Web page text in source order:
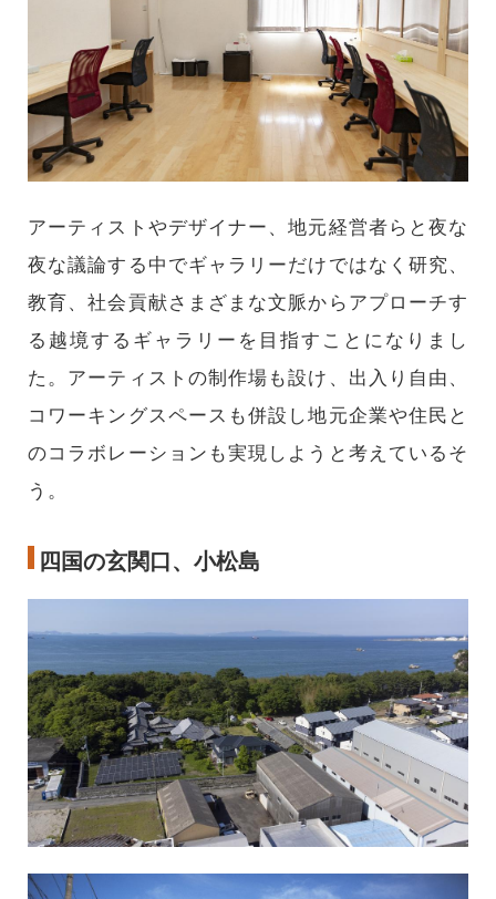
アーティストやデザイナー、地元経営者らと夜な
夜な議論する中でギャラリーだけではなく研究、
教育、社会貢献さまざまな文脈からアプローチす
る越境するギャラリーを目指すことになりまし
た。アーティストの制作場も設け、出入り自由、
コワーキングスペースも併設し地元企業や住民と
のコラボレーションも実現しようと考えているそ
う。
四国の玄関口、小松島